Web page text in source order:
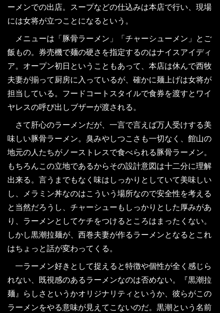
ーメンでの出店。スープなどの仕込みは本店で行い、現場
には女将が立つことになるという。
メニューは「豚骨ラーメン」「チャーシューメン」とご
飯もの。券売機で麺の硬さを指定するのはナイスアイディ
ア。オープン初日ということもあって、本店は休んで西牧
夫妻が揃って厨房に入っているが、確かに麺上げは女将が
担当している。フードコートスタイルで食券を渡すとワイ
ヤレスの呼び出しブザーが渡される。
さて肝心のラーメンだが、一言で言えば万人受けする美
味しい豚骨ラーメン。臭みやしつこさも一切なく、館山の
地元の人たちがノーストレスで食べられる豚骨ラーメン。
もちろんこの立地であるからその設計意図は十二分に理解
出来る。言うまでもなく味はしっかりとしていて美味しい
し、メラミン丼なのはこういう場所なので安全性を考える
と当然だろうし、チャーシューもしっかりとした厚みがあ
り、ラーメンとしてケチをつけるところはまったくない。
しかし黒潮拉麺が、西巻夫妻が作るラーメンとなるとこれ
はちょっと話が変わってくる。
一ラーメン好きとして捉えると特徴や個性が全く感じら
れない、既視感のあるラーメンなのは否めない。『黒潮拉
麺』らしさというかオリジナリティというか、彼らがこの
ラーメンをやる意味が見えてこないのだ。黒潮という名前